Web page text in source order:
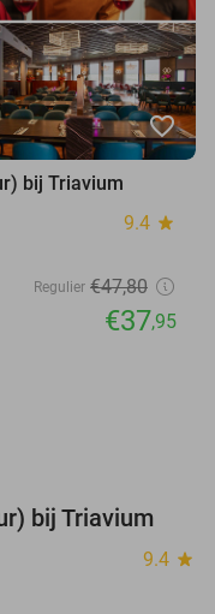
favorite_border
bij Triavium
9.4 star
Regulier €47,80
€37,95
21%
bij Triavium
9.4 star